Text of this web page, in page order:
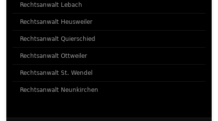
Rechtsanwalt Lebach
Rechtsanwalt Heusweiler
Rechtsanwalt Quierschied
Rechtsanwalt Ottweiler
Rechtsanwalt St. Wendel
Rechtsanwalt Neunkirchen